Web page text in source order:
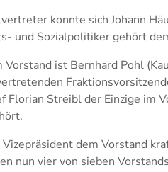
konnte sich Johann
und Sozialpolitiker gehört
Vorstand ist Bernhard Pohl
Florian Streibl der Einzige im
dem Vorstand
nun vier von sieben